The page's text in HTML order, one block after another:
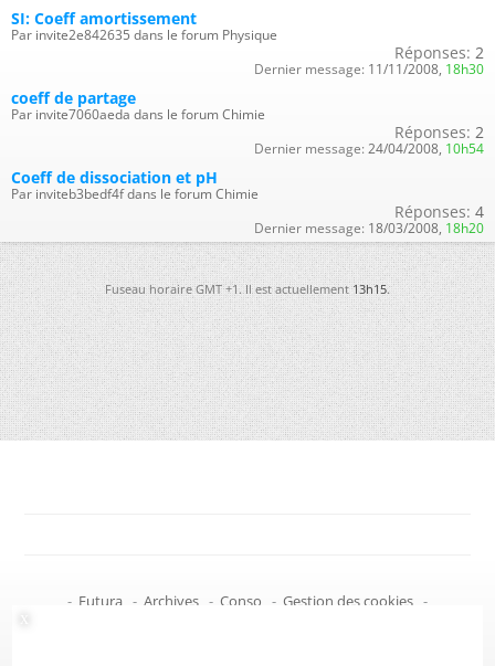
SI: Coeff amortissement
Par invite2e842635 dans le forum Physique
Réponses: 2
Dernier message: 11/11/2008, 18h30
coeff de partage
Par invite7060aeda dans le forum Chimie
Réponses: 2
Dernier message: 24/04/2008, 10h54
Coeff de dissociation et pH
Par inviteb3bedf4f dans le forum Chimie
Réponses: 4
Dernier message: 18/03/2008, 18h20
Fuseau horaire GMT +1. Il est actuellement13h15.
- Futura - Archives - Conso - Gestion des cookies -